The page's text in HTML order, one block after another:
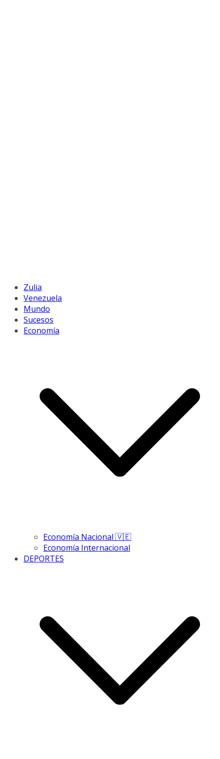
Zulia
Venezuela
Mundo
Sucesos
Economía
Economía Nacional 🇻🇪
Economía Internacional
DEPORTES